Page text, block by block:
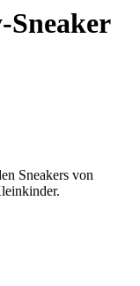
Sneaker
Sneakers von